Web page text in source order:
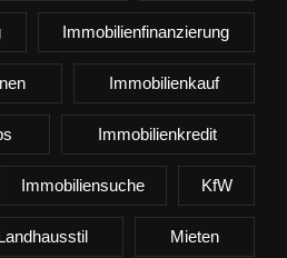
Immobilienfinanzierung
Immobilienkauf
Immobilienkredit
Immobiliensuche KfW
Mieten